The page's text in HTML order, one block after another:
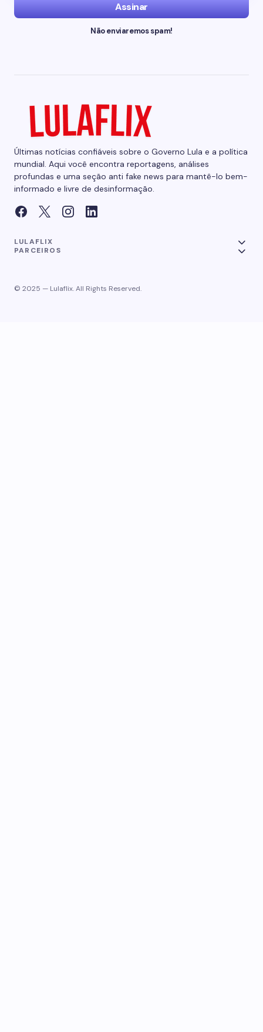
Assinar
Não enviaremos spam!
Últimas notícias confiáveis sobre o Governo Lula e a política
mundial. Aqui você encontra reportagens, análises
profundas e uma seção anti fake news para mantê-lo bem-
informado e livre de desinformação.
LULAFLIX
PARCEIROS
© 2025 — Lulaflix. All Rights Reserved.